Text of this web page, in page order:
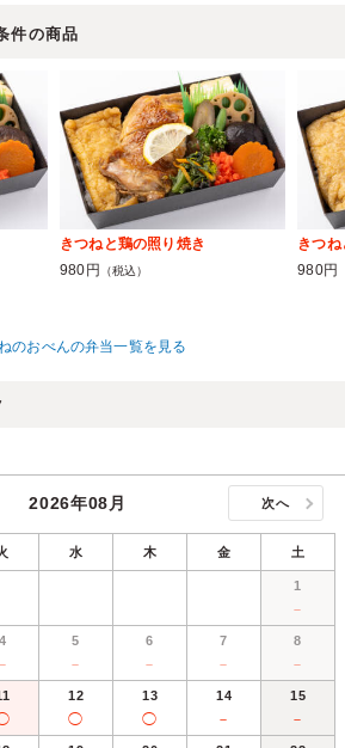
件の商品
きつねと鶏の照り焼き
980円
（税込）
きつね
980円
のおべんの弁当一覧を見る
2026年08月 次へ
水 木 金 土
1
－
4
－
5
－
6
－
7
－
8
－
12
◯
13
◯
14
－
15
－